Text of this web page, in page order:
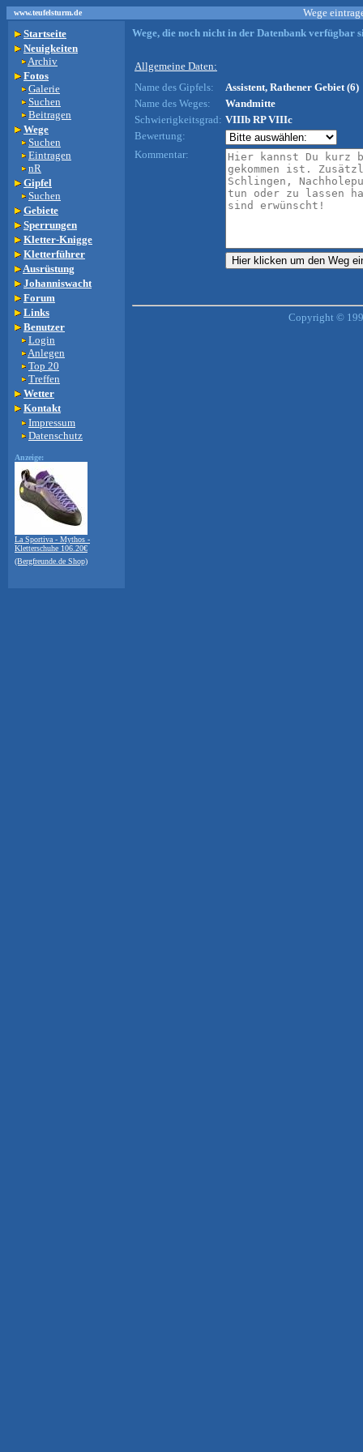
www.teufelsturm.de
Wege
Startseite
Neuigkeiten
Archiv
Fotos
Galerie
Suchen
Beitragen
Wege
Suchen
Eintragen
nR
Gipfel
Suchen
Gebiete
Sperrungen
Kletter-Knigge
Kletterführer
Ausrüstung
Johanniswacht
Forum
Links
Benutzer
Login
Anlegen
Top 20
Treffen
Wetter
Kontakt
Impressum
Datenschutz
Anzeige:
La Sportiva - Mythos -
Kletterschuhe 106.20€
(Bergfreunde.de Shop)
Wege, die noch nicht in der Datenbank verfügbar
Allgemeine Daten:
Name des Gipfels:
Assistent, Rathener Gebiet (6)
Name des Weges:
Wandmitte
Schwierigkeitsgrad: VIIIb RP VIIIc
Bewertung:
Kommentar:
Copyright ©